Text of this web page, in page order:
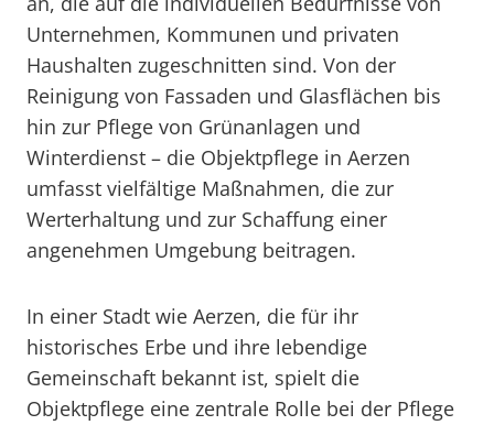
Unternehmen, Kommunen und privaten
Haushalten zugeschnitten sind. Von der
Reinigung von Fassaden und Glasflächen bis
hin zur Pflege von Grünanlagen und
Winterdienst – die Objektpflege in Aerzen
umfasst vielfältige Maßnahmen, die zur
Werterhaltung und zur Schaffung einer
angenehmen Umgebung beitragen.
In einer Stadt wie Aerzen, die für ihr
historisches Erbe und ihre lebendige
Gemeinschaft bekannt ist, spielt die
Objektpflege eine zentrale Rolle bei der Pflege